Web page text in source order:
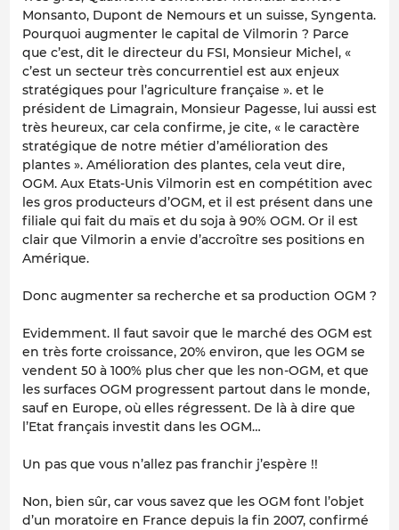
Monsanto, Dupont de Nemours et un suisse, Syngenta.
Pourquoi augmenter le capital de Vilmorin ? Parce
que c’est, dit le directeur du FSI, Monsieur Michel, «
c’est un secteur très concurrentiel est aux enjeux
stratégiques pour l’agriculture française ». et le
président de Limagrain, Monsieur Pagesse, lui aussi est
très heureux, car cela confirme, je cite, « le caractère
stratégique de notre métier d’amélioration des
plantes ». Amélioration des plantes, cela veut dire,
OGM. Aux Etats-Unis Vilmorin est en compétition avec
les gros producteurs d’OGM, et il est présent dans une
filiale qui fait du maïs et du soja à 90% OGM. Or il est
clair que Vilmorin a envie d’accroître ses positions en
Amérique.
Donc augmenter sa recherche et sa production OGM ?
Evidemment. Il faut savoir que le marché des OGM est
en très forte croissance, 20% environ, que les OGM se
vendent 50 à 100% plus cher que les non-OGM, et que
les surfaces OGM progressent partout dans le monde,
sauf en Europe, où elles régressent. De là à dire que
l’Etat français investit dans les OGM…
Un pas que vous n’allez pas franchir j’espère !!
Non, bien sûr, car vous savez que les OGM font l’objet
d’un moratoire en France depuis la fin 2007, confirmé